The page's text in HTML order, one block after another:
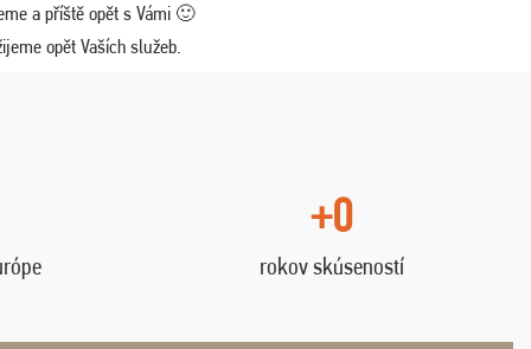
a příště opět s Vámi 🙂
opět Vaších služeb.
+0
rokov skúseností